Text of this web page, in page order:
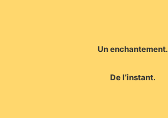
Un enchantement.
De l’instant.